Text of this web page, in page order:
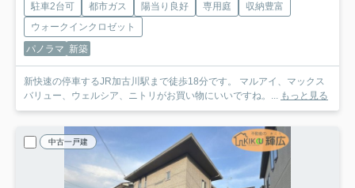
駐車2台可 都市ガス 陽当り良好 専用庭
収納豊富
ウォークインクロゼット
パノラマ 新築
新快速の停車するJR加古川駅まで徒歩18分です。 マルアイ、マックス
バリュー、ウェルシア、ニトリがお買い物にいいですね。... もっと見る
中古一戸建